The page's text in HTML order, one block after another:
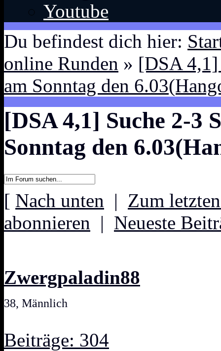
Youtube
Du befindest dich hier:
online Runden » [DSA 4,1]
am Sonntag den
[DSA 4,1] Suche 2-3
Sonntag den
[ Nach unten | Zum
abonnieren | Neueste
Zwergpaladin88
38, Männlich
Beiträge: 304